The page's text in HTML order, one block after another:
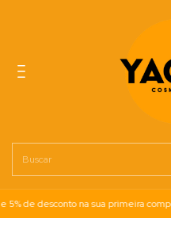
de desconto na sua primeira compra!